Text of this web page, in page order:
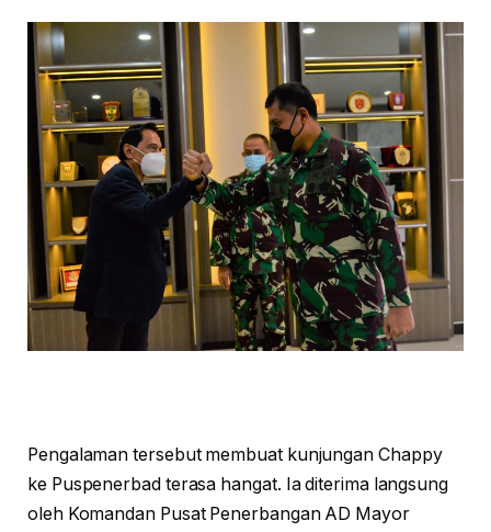
Pengalaman tersebut membuat kunjungan Chappy
ke Puspenerbad terasa hangat. Ia diterima langsung
oleh Komandan Pusat Penerbangan AD Mayor